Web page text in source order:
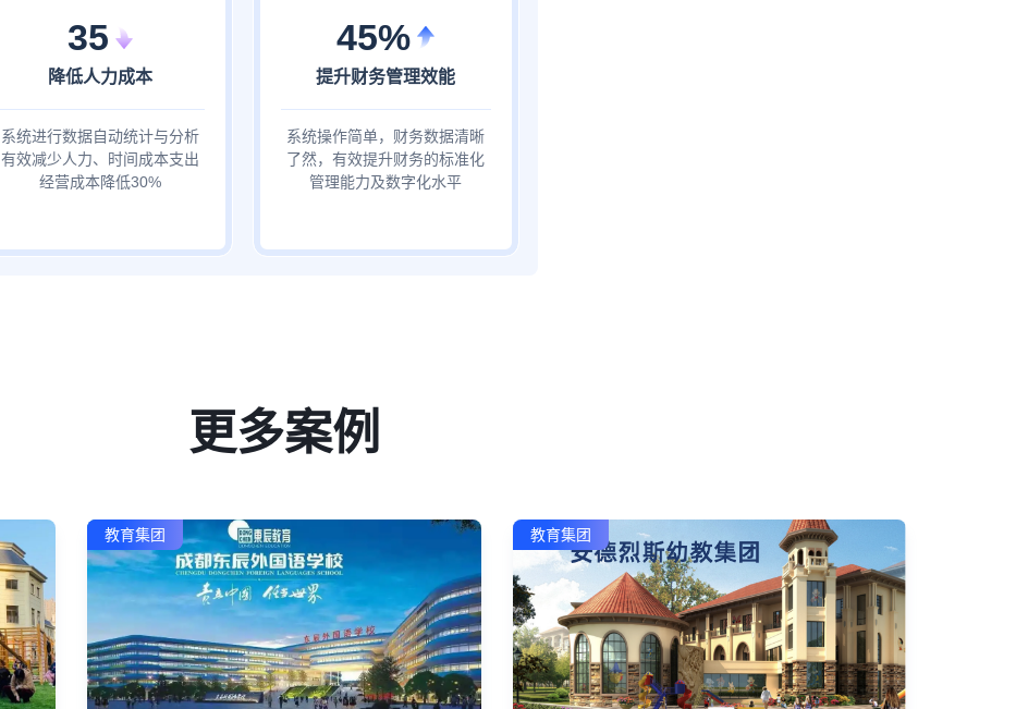
35
降低人力成本
系统进行数据自动统计与分析
有效减少人力、时间成本支出
经营成本降低30%
45%
提升财务管理效能
系统操作简单，财务数据清晰
了然，有效提升财务的标准化
管理能力及数字化水平
更多案例
教育集团 教育集团